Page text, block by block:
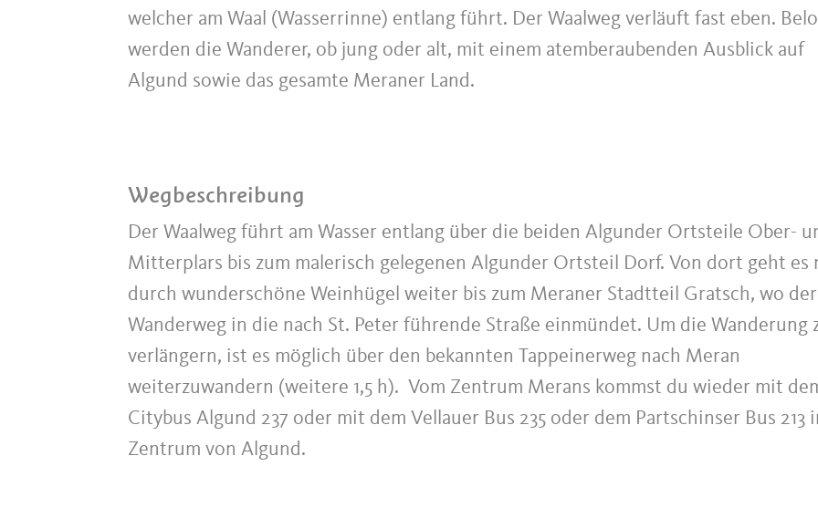
welcher am Waal (Wasserrinne) entlang führt. Der Waalweg verläuft fast eben.
werden die Wanderer, ob jung oder alt, mit einem atemberaubenden Ausblick auf
Algund sowie das gesamte Meraner Land.
Wegbeschreibung
Der Waalweg führt am Wasser entlang über die beiden Algunder Ortsteile Ober-
Mitterplars bis zum malerisch gelegenen Algunder Ortsteil Dorf. Von dort geht es
durch wunderschöne Weinhügel weiter bis zum Meraner Stadtteil Gratsch, wo der
Wanderweg in die nach St. Peter führende Straße einmündet. Um die Wanderung
verlängern, ist es möglich über den bekannten Tappeinerweg nach Meran
weiterzuwandern (weitere 1,5 h). Vom Zentrum Merans kommst du wieder mit
Citybus Algund 237 oder mit dem Vellauer Bus 235 oder dem Partschinser Bus 213
Zentrum von Algund.